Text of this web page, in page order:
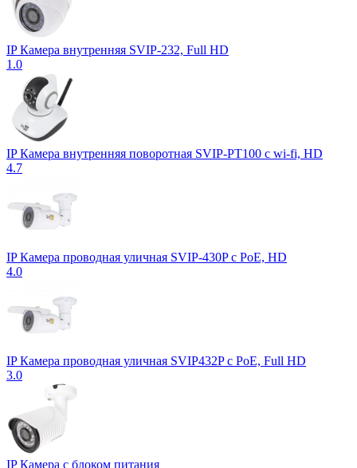
IP Камера внутренняя SVIP-232, Full HD
1.0
IP Камера внутренняя поворотная SVIP-PT100 с wi-fi, HD
4.7
IP Камера проводная уличная SVIP-430P с PoE, HD
4.0
IP Камера проводная уличная SVIP432P с PoE, Full HD
3.0
IP Камера с блоком питания